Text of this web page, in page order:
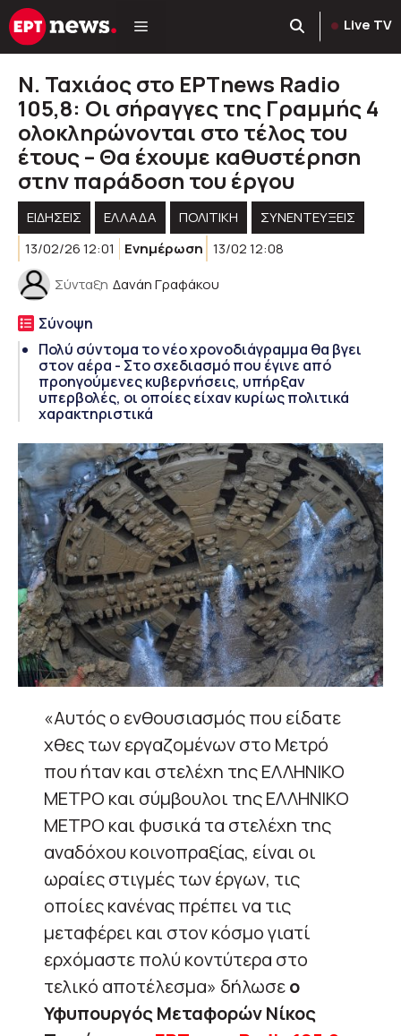
Μετάβαση
σε
Live TV
Ν. Ταχιάος στο ΕΡΤnews Radio
105,8: Οι σήραγγες της Γραμμής 4
ολοκληρώνονται στο τέλος του
έτους – Θα έχουμε καθυστέρηση
στην παράδοση του έργου
ΕΙΔΗΣΕΙΣ ΕΛΛΑΔΑ ΠΟΛΙΤΙΚΉ
ΣΥΝΕΝΤΕΥΞΕΙΣ
13/02/26 12:01
Ενημέρωση 13/02 12:08
Σύνταξη Δανάη Γραφάκου
Σύνοψη
Πολύ σύντομα το νέο χρονοδιάγραμμα θα βγει
στον αέρα - Στο σχεδιασμό που έγινε από
προηγούμενες κυβερνήσεις, υπήρξαν
υπερβολές, οι οποίες είχαν κυρίως πολιτικά
χαρακτηριστικά
«Αυτός ο ενθουσιασμός που είδατε
χθες των εργαζομένων στο Μετρό
που ήταν και στελέχη της ΕΛΛΗΝΙΚΟ
ΜΕΤΡΟ και σύμβουλοι της ΕΛΛΗΝΙΚΟ
ΜΕΤΡΟ και φυσικά τα στελέχη της
αναδόχου κοινοπραξίας, είναι οι
ωραίες στιγμές των έργων, τις
οποίες κανένας πρέπει να τις
μεταφέρει και στον κόσμο γιατί
ερχόμαστε πολύ κοντύτερα στο
τελικό αποτέλεσμα» δήλωσεο
Υφυπουργός Μεταφορών Νίκος